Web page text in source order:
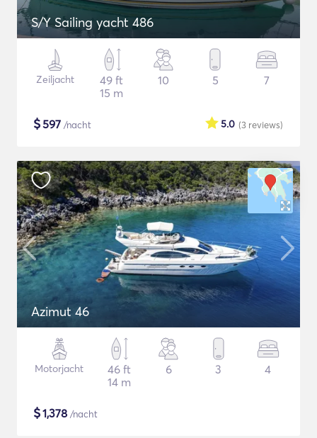
S/Y Sailing yacht 486
Zeiljacht
49 ft
15 m
10 5 7
$597 /nacht (3 reviews)
5.0
Azimut 46
Motorjacht
46 ft
14 m
6 3 4
$1,378 /nacht